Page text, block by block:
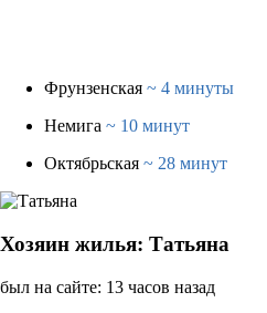
Фрунзенская ~ 4 минуты
Немига ~ 10 минут
Октябрьская ~ 28 минут
Хозяин жилья: Татьяна
был на сайте: 13 часов назад